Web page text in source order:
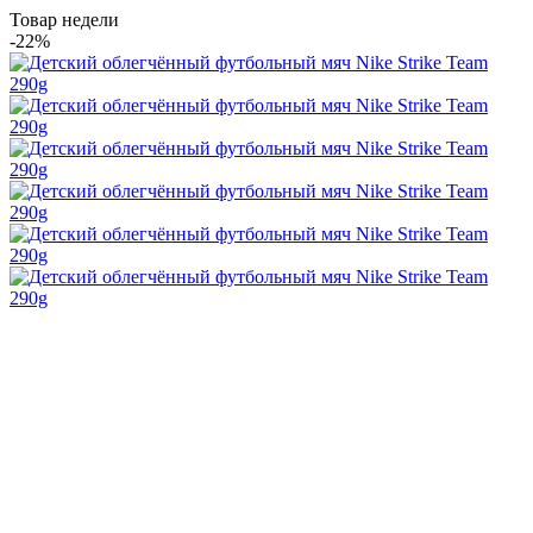
Товар недели
-22%